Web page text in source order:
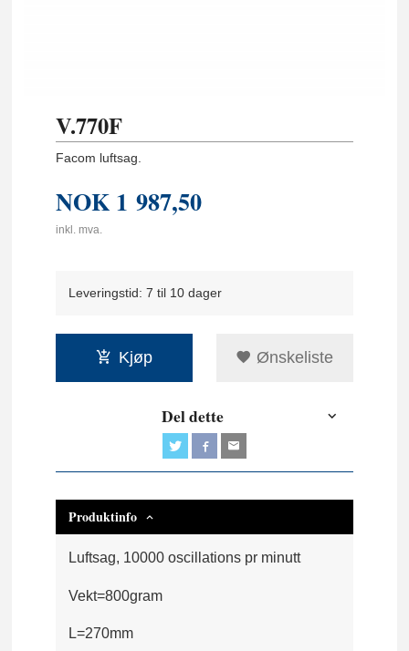
V.770F
Facom luftsag.
NOK 1 987,50
inkl. mva.
Leveringstid: 7 til 10 dager
Kjøp Ønskeliste
Del dette
Produktinfo
Luftsag, 10000 oscillations pr minutt
Vekt=800gram
L=270mm